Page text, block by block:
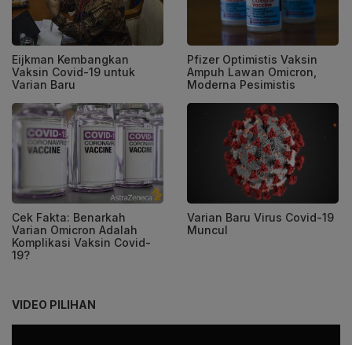
Eijkman Kembangkan
Vaksin Covid-19 untuk
Varian Baru
Pfizer Optimistis Vaksin
Ampuh Lawan Omicron,
Moderna Pesimistis
Cek Fakta: Benarkah
Varian Omicron Adalah
Komplikasi Vaksin Covid-
19?
Varian Baru Virus Covid-19
Muncul
VIDEO PILIHAN